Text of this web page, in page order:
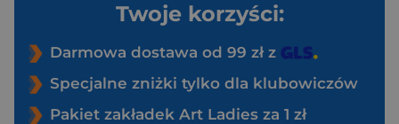
Twoje korzyści:
Darmowa dostawa od 99 zł z
Specjalne zniżki tylko dla klubowiczów
Pakiet zakładek Art Ladies za 1 zł